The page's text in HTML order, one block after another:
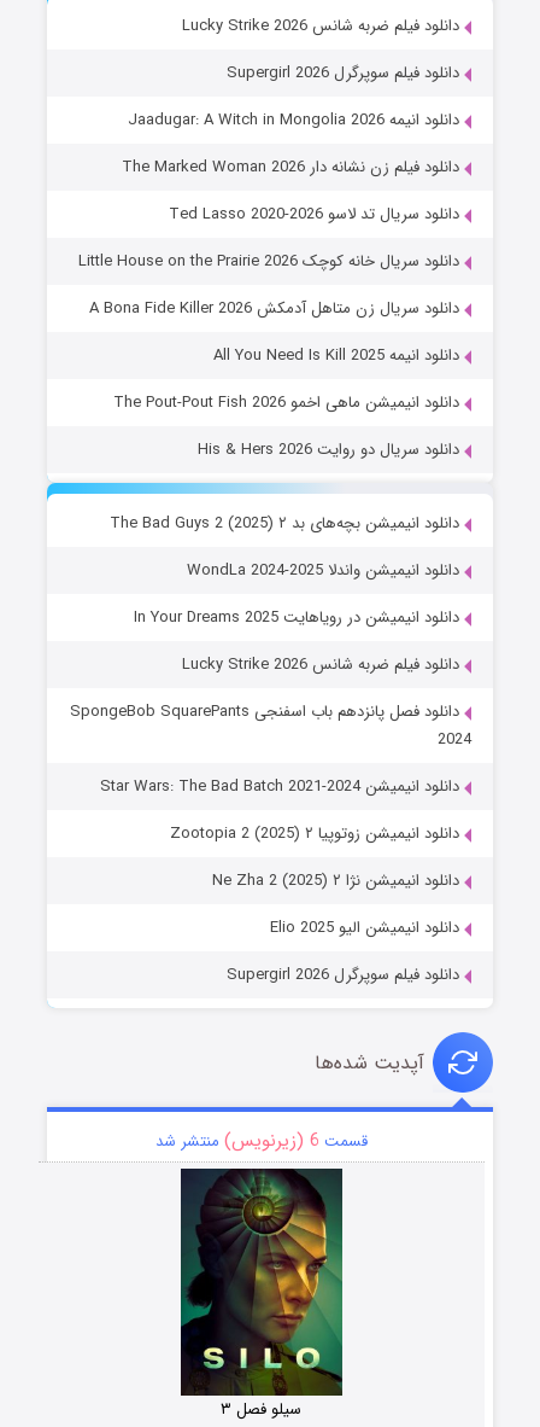
دانلود فیلم ضربه شانس Lucky Strike 2026
دانلود فیلم سوپرگرل Supergirl 2026
دانلود انیمه Jaadugar: A Witch in Mongolia 2026
دانلود فیلم زن نشانه دار The Marked Woman 2026
دانلود سریال تد لاسو Ted Lasso 2020-2026
دانلود سریال خانه کوچک Little House on the Prairie 2026
دانلود سریال زن متاهل آدمکش A Bona Fide Killer 2026
دانلود انیمه All You Need Is Kill 2025
دانلود انیمیشن ماهی اخمو The Pout-Pout Fish 2026
دانلود سریال دو روایت His & Hers 2026
دانلود انیمیشن بچه‌های بد ۲ The Bad Guys 2 (2025)
دانلود انیمیشن واندلا WondLa 2024-2025
دانلود انیمیشن در رویاهایت In Your Dreams 2025
دانلود فیلم ضربه شانس Lucky Strike 2026
دانلود فصل پانزدهم باب اسفنجی SpongeBob SquarePants
2024
دانلود انیمیشن Star Wars: The Bad Batch 2021-2024
دانلود انیمیشن زوتوپیا ۲ Zootopia 2 (2025)
دانلود انیمیشن نژا ۲ Ne Zha 2 (2025)
دانلود انیمیشن الیو Elio 2025
دانلود فیلم سوپرگرل Supergirl 2026
آپدیت شده‌ها
قسمت 6 (زیرنویس) منتشر شد
سیلو فصل ۳